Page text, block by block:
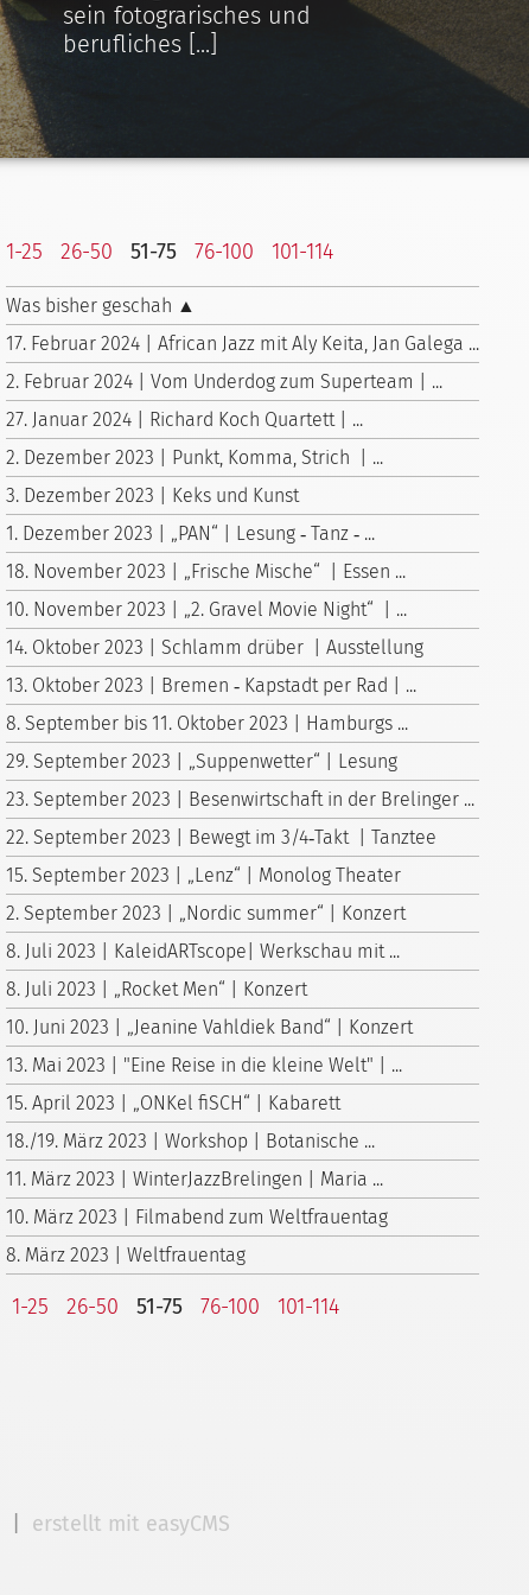
sein fotograrisches und
berufliches [...]
1-25 26-50 51-75 76-100 101-114
Was bisher geschah ▲
17. Februar 2024 | African Jazz mit Aly Keita, Jan Galega ...
2. Februar 2024 | Vom Underdog zum Superteam | ...
27. Januar 2024 | Richard Koch Quartett | ...
2. Dezember 2023 | Punkt, Komma, Strich | ...
3. Dezember 2023 | Keks und Kunst
1. Dezember 2023 | „PAN“ | Lesung ‑ Tanz ‑ ...
18. November 2023 | „Frische Mische“ | Essen ...
10. November 2023 | „2. Gravel Movie Night“ | ...
14. Oktober 2023 | Schlamm drüber | Ausstellung
13. Oktober 2023 | Bremen ‑ Kapstadt per Rad | ...
8. September bis 11. Oktober 2023 | Hamburgs ...
29. September 2023 | „Suppenwetter“ | Lesung
23. September 2023 | Besenwirtschaft in der Brelinger ...
22. September 2023 | Bewegt im 3/4‑Takt | Tanztee
15. September 2023 | „Lenz“ | Monolog Theater
2. September 2023 | „Nordic summer“ | Konzert
8. Juli 2023 | KaleidARTscope| Werkschau mit ...
8. Juli 2023 | „Rocket Men“ | Konzert
10. Juni 2023 | „Jeanine Vahldiek Band“ | Konzert
13. Mai 2023 | "Eine Reise in die kleine Welt" | ...
15. April 2023 | „ONKel fiSCH“ | Kabarett
18./19. März 2023 | Workshop | Botanische ...
11. März 2023 | WinterJazzBrelingen | Maria ...
10. März 2023 | Filmabend zum Weltfrauentag
8. März 2023 | Weltfrauentag
1-25 26-50 51-75 76-100 101-114
erstellt mit easyCMS